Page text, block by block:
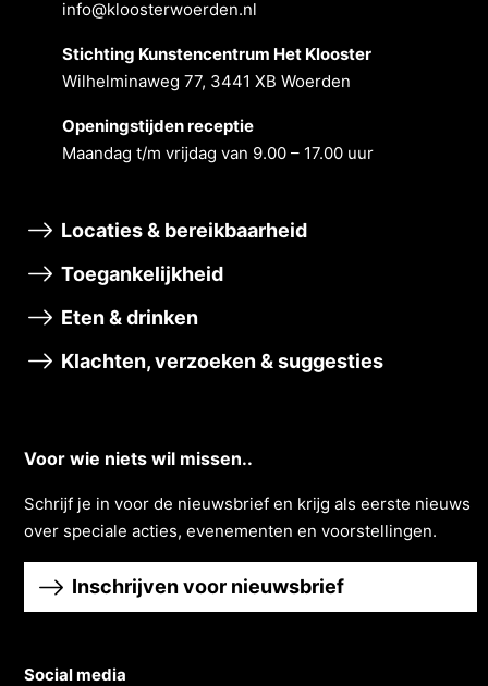
info@kloosterwoerden.nl
Stichting Kunstencentrum Het Klooster
Wilhelminaweg 77, 3441 XB Woerden
Openingstĳden receptie
Maandag t/m vrĳdag van 9.00 – 17.00 uur
Locaties & bereikbaarheid
Toegankelijkheid
Eten & drinken
Klachten, verzoeken & suggesties
Voor wie niets wil missen..
Schrĳf je in voor de nieuwsbrief en krĳg als eerste nieuws
over speciale acties, evenementen en voorstellingen.
Inschrijven voor nieuwsbrief
Social media